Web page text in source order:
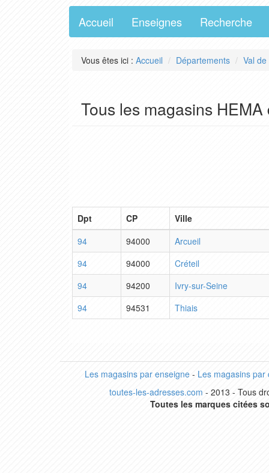
Accueil Enseignes Recherche
Vous êtes ici : Accueil Départements Val
Tous les magasins
Dpt CP
Ville
94
94000
Arcueil
94
94000
Créteil
94
94200
Ivry-sur-Seine
94
94531 Thiais
Les magasins par enseigne- Les magasins par
toutes-les-adresses.com - 2013 - Tous
Toutes les marques citées